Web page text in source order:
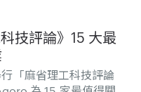
技評論》15 大最
「麻省理工科技評論